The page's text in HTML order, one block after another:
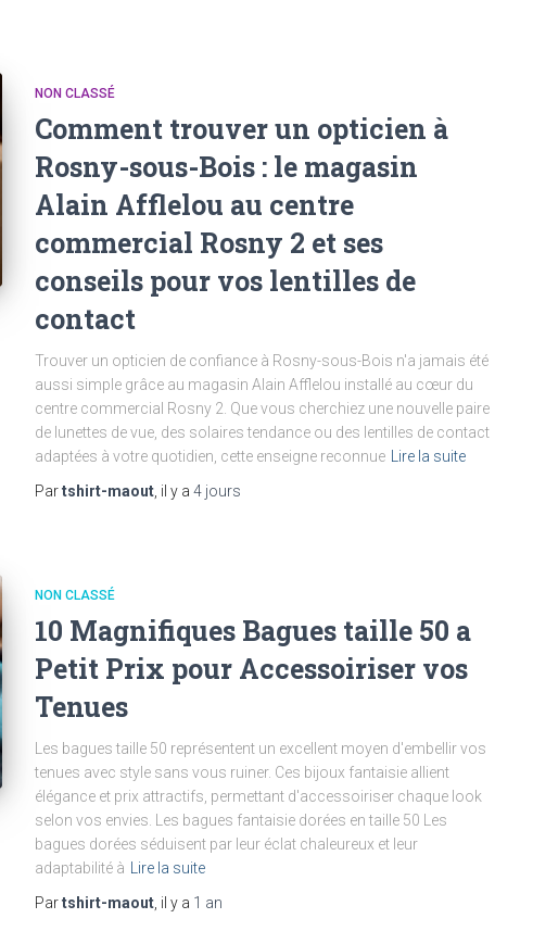
NON CLASSÉ
Comment trouver un opticien à
Rosny-sous-Bois : le magasin
Alain Afflelou au centre
commercial Rosny 2 et ses
conseils pour vos lentilles de
contact
Trouver un opticien de confiance à Rosny-sous-Bois n'a jamais été
aussi simple grâce au magasin Alain Afflelou installé au cœur du
centre commercial Rosny 2. Que vous cherchiez une nouvelle paire
de lunettes de vue, des solaires tendance ou des lentilles de contact
adaptées à votre quotidien, cette enseigne reconnue
Lire la suite
Partshirt-maout , il y a 4 jours
NON CLASSÉ
10 Magnifiques Bagues taille 50 a
Petit Prix pour Accessoiriser vos
Tenues
Les bagues taille 50 représentent un excellent moyen d'embellir vos
tenues avec style sans vous ruiner. Ces bijoux fantaisie allient
élégance et prix attractifs, permettant d'accessoiriser chaque look
selon vos envies. Les bagues fantaisie dorées en taille 50 Les
bagues dorées séduisent par leur éclat chaleureux et leur
adaptabilité à
Lire la suite
Partshirt-maout , il y a 1 an